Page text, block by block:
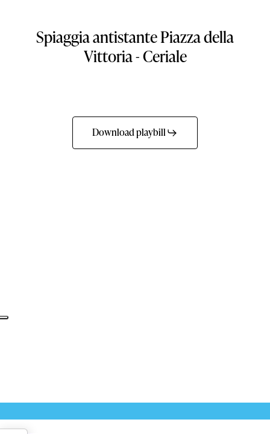
SpiaggiaantistantePiazzadella
Vittoria-Ceriale
Download playbill